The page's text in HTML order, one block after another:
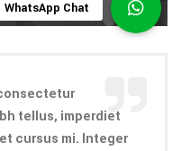
tellus, imperdiet
cursus mi. Integer